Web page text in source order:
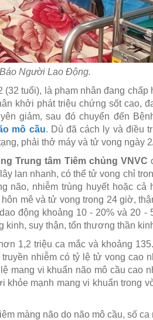
Người Lao Động.
tuổi), là phạm nhân đang chấp
khởi phát triệu chứng sốt cao,
giảm, sau đó chuyển đến
mô cầu. Dù đã cách ly và điều
phải thở máy và tử vong ngày
Trung tâm Tiêm chủng VNVC
lan nhanh, có thể tử vong chỉ
não, nhiễm trùng huyết hoặc cả
mê và tử vong trong 24 giờ,
động khoảng 10 - 20% và 20 -
kinh, suy thận, tổn thương thần
1,2 triệu ca mắc và khoảng
nhiễm có tỷ lệ tử vong cao
mang vi khuẩn não mô cầu cao
khỏe mạnh mang vi khuẩn trong
màng não do não mô cầu, số ca